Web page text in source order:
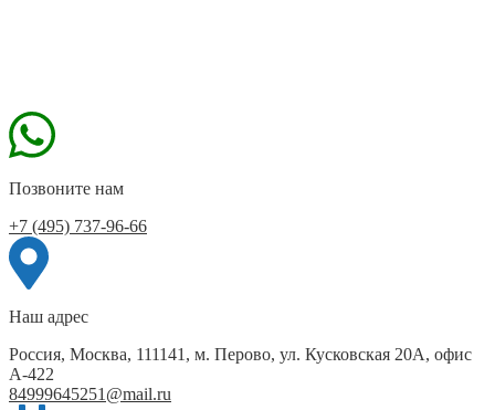
Позвоните нам
+7 (495) 737-96-66
Наш адрес
Россия, Москва, 111141, м. Перово, ул. Кусковская 20А, офис
А-422
84999645251@mail.ru